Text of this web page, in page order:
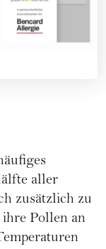
aller
zusätzlich zu
Pollen an